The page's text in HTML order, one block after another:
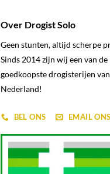
Over Drogist Solo
Geen stunten, altijd scherpe
Sinds 2014 zijn wij een van de
goedkoopste drogisterijen van
Nederland!
BEL ONS EMAIL ONS